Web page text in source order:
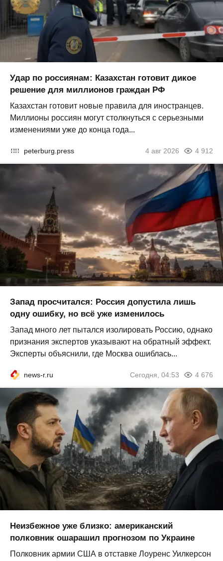
Удар по россиянам: Казахстан готовит дикое
решение для миллионов граждан РФ
Казахстан готовит новые правила для иностранцев.
Миллионы россиян могут столкнуться с серьезными
изменениями уже до конца года...
peterburg.press 4 авг 2026 4 912
Запад просчитался: Россия допустила лишь
одну ошибку, но всё уже изменилось
Запад много лет пытался изолировать Россию, однако
признания экспертов указывают на обратный эффект.
Эксперты объяснили, где Москва ошиблась...
news-r.ru Сегодня, 04:53 4 676
Неизбежное уже близко: американский
полковник ошарашил прогнозом по Украине
Полковник армии США в отставке Лоуренс Уилкерсон